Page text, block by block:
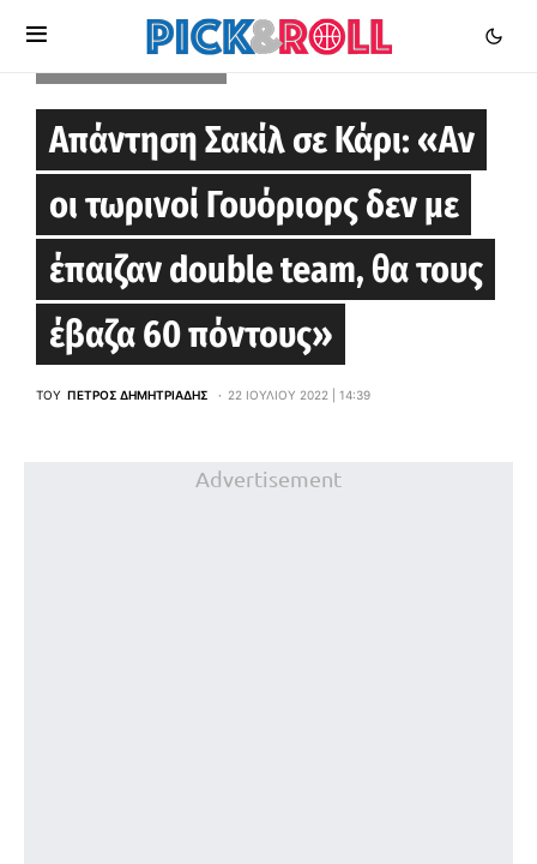
Απάντηση Σακίλ σε Κάρι: «Αν
οι τωρινοί Γουόριορς δεν με
έπαιζαν double team, θα τους
έβαζα 60 πόντους»
ΤΟΥ ΠΈΤΡΟΣ ΔΗΜΗΤΡΙΆΔΗΣ 22 ΙΟΥΛΊΟΥ 2022 | 14:39
Advertisement